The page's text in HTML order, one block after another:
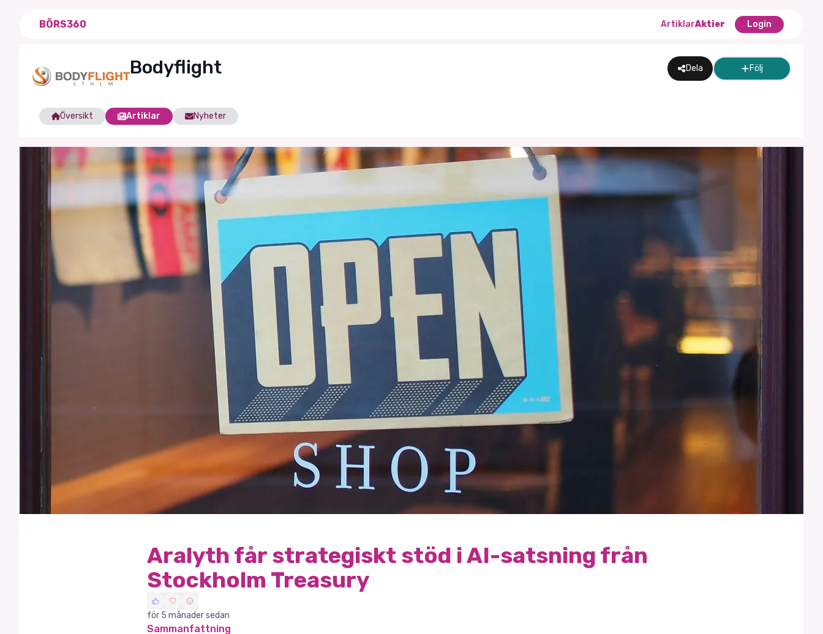
BÖRS360 ArtiklarAktier Login
Bodyflight Dela Följ
Översikt Artiklar Nyheter
Aralyth får strategiskt stöd i AI-satsning från
Stockholm Treasury
för 5 månader sedan
Sammanfattning